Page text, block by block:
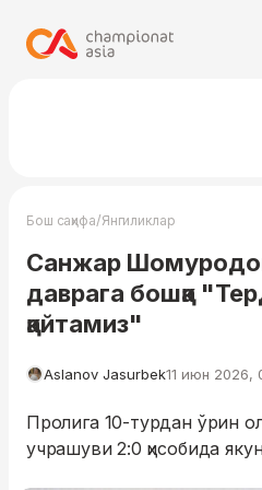
Бош саҳифа/Янгиликлар
Санжар
даврага бошқа
қайтамиз"
Aslanov Jasurbek11 июн 2026,
Пролига 10-турдан ўрин
учрашуви 2:0 ҳисобида